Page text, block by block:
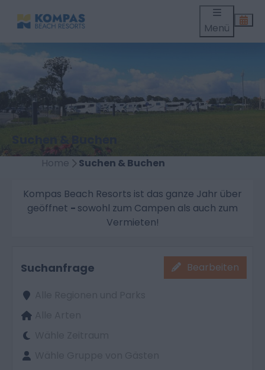
Menü
Suchen & Buchen
Home Suchen & Buchen
Kompas Beach Resorts ist das ganze Jahr über
geöffnet - sowohl zum Campen als auch zum
Vermieten!
Suchanfrage Bearbeiten